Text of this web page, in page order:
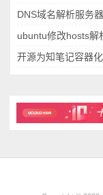
DNS域名解析服务
开源为知笔记容器